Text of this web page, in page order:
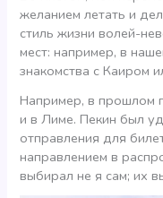
желанием летать и
стиль жизни волей-
мест: например, в
знакомства с Каиром
Например, в прошлом
и в Лиме. Пекин был
отправления для
направлением в
выбирал не я сам; их